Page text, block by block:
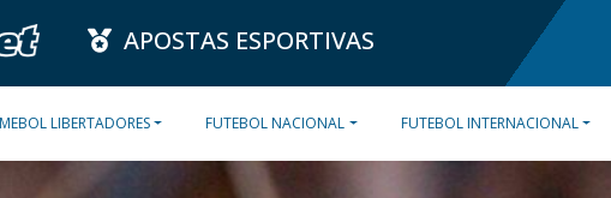
APOSTAS ESPORTIVAS
LIBERTADORES FUTEBOL NACIONAL FUTEBOL INTERNACIONAL